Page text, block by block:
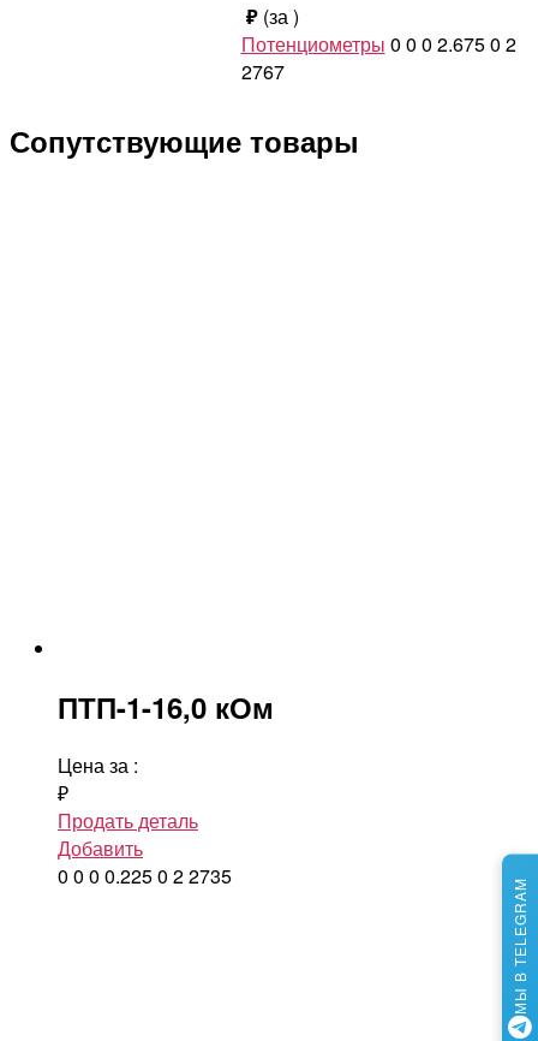
₽ (за)
Потенциометры 0 0 0 2.6750 2
2767
Сопутствующие товары
ПТП-1-16,0 кОм
Цена за :
₽
Продать деталь
Добавить
0 0 0 0.2250 22735
МЫ В TELEGRAM